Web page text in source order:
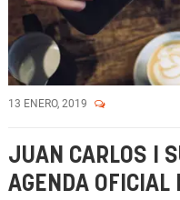
13 ENERO, 2019
JUAN CARLOS I
AGENDA OFICIAL